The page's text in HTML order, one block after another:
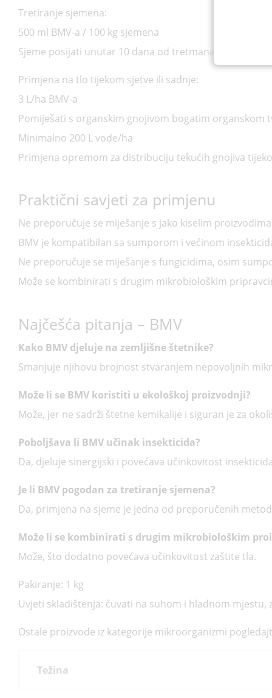
Tretiranje sjemena:
500 ml BMV-a / 100 kg sjemena
Sjeme posijati unutar 10 dana od tretmana
Primjena na tlo tijekom sjetve ili sadnje:
3 L/ha BMV-a
Pomiješati s organskim gnojivom bogatim organskom
Minimalno 200 L vode/ha
Primjena opremom za distribuciju tekućih gnojiva
Praktični savjeti za primjenu
Ne preporučuje se miješanje s jako kiselim
BMV je kompatibilan sa sumporom i većinom
Ne preporučuje se miješanje s fungicidima, osim
Može se kombinirati s drugim mikrobiološkim
Najčešća pitanja – BMV
Kako BMV djeluje na zemljišne štetnike?
Smanjuje njihovu brojnost stvaranjem nepovoljnih
Može li se BMV koristiti u ekološkoj proizvodnji?
Može, jer ne sadrži štetne kemikalije i siguran je za
Poboljšava li BMV učinak insekticida?
Da, djeluje sinergijski i povećava učinkovitost
Je li BMV pogodan za tretiranje sjemena?
Da, primjena na sjeme je jedna od preporučenih
Može li se kombinirati s drugim mikrobiološkim
Može, što dodatno povećava učinkovitost zaštite tla.
Pakiranje: 1 kg
Uvjeti skladištenja: čuvati na suhom i hladnom
Ostale proizvode iz kategorije mikroorganizmi
Težina